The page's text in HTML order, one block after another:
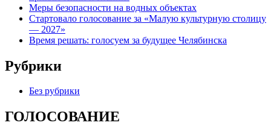
Меры безопасности на водных объектах
Стартовало голосование за «Малую культурную столицу
— 2027»
Время решать: голосуем за будущее Челябинска
Рубрики
Без рубрики
ГОЛОСОВАНИЕ